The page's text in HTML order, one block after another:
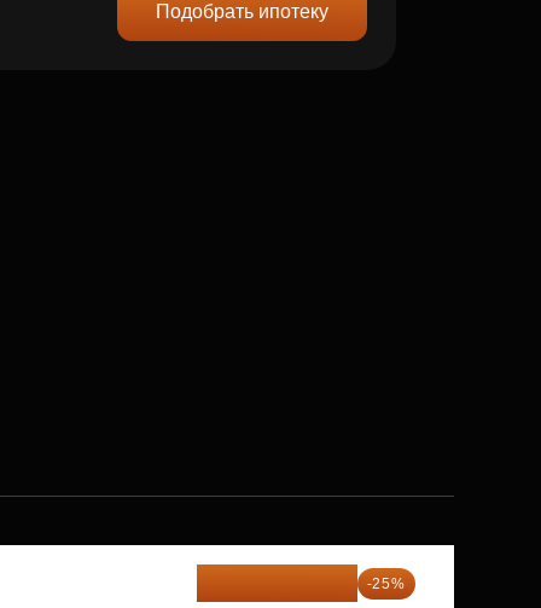
Подобрать ипотеку
-25%